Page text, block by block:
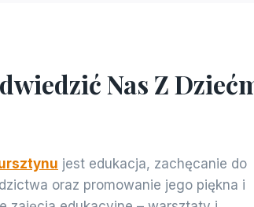
Nas Z
jest edukacja, zachęcanie do
oraz promowanie jego piękna i